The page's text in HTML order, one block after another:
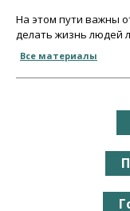
На этом пути важны
делать жизнь людей
Все материалы